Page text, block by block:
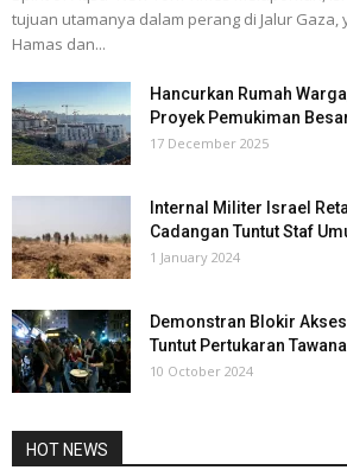
tujuan utamanya dalam perang di Jalur Gaza,
Hamas dan...
Hancurkan Rumah
Proyek Pemukiman
17 December 2025
Internal Militer Israel
Cadangan Tuntut Staf
1 January 2024
Demonstran Blokir
Tuntut Pertukaran
10 October 2024
HOT NEWS